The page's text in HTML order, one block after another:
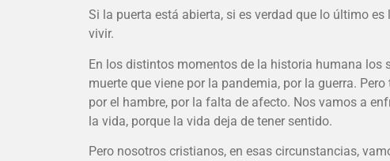
Si la puerta está abierta, si es verdad que lo último
vivir.
En los distintos momentos de la historia humana los
muerte que viene por la pandemia, por la guerra.
por el hambre, por la falta de afecto. Nos vamos a
la vida, porque la vida deja de tener sentido.
Pero nosotros cristianos, en esas circunstancias,